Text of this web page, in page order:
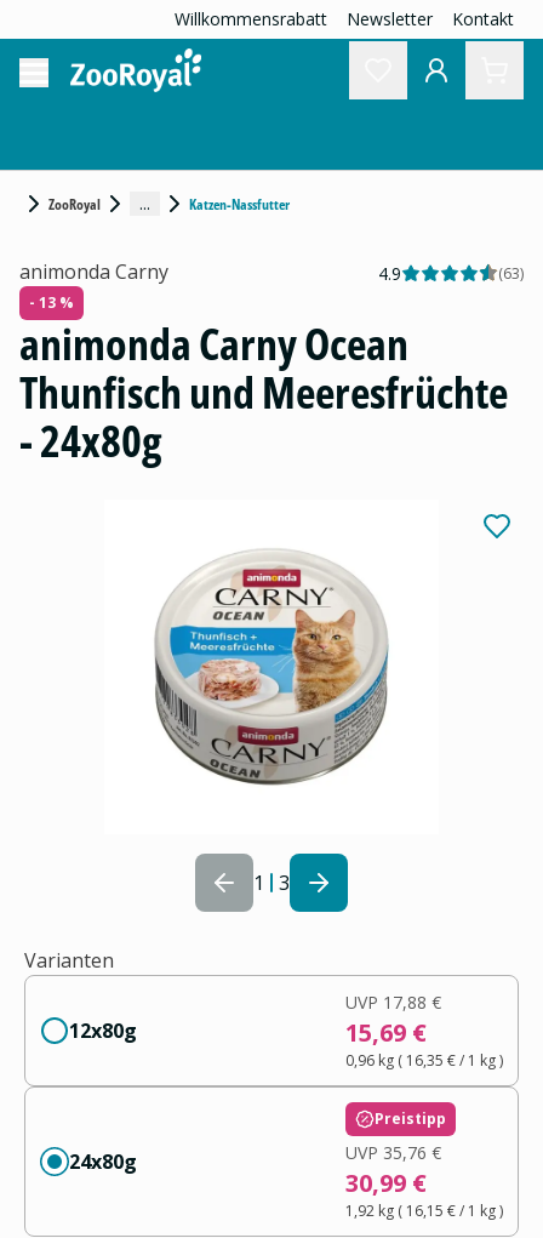
Willkommensrabatt Newsletter Kontakt
ZooRoyal ... Katzen-Nassfutter
1 3
animonda Carny 4.9 (63)
- 13 %
animonda Carny Ocean
Thunfisch und Meeresfrüchte
- 24x80g
Varianten
12x80g
UVP 17,88 €
15,69 €
0,96 kg( 16,35 €/ 1 kg)
24x80g
Preistipp
UVP 35,76 €
30,99 €
1,92 kg( 16,15 €/ 1 kg)